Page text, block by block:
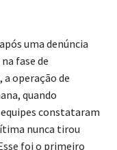
uma denúncia
fase de
operação de
quando
constataram
nunca tirou
foi o primeiro